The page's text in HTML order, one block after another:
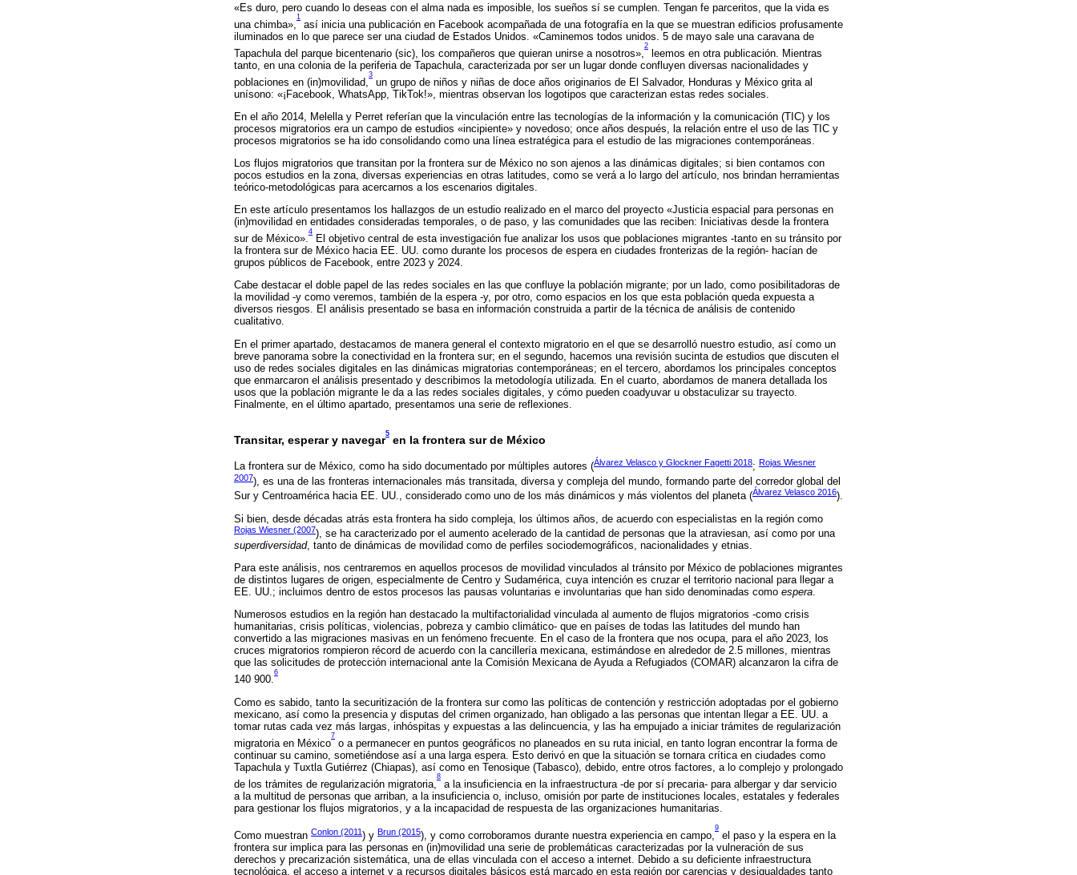
«Es duro, pero cuando lo deseas con el alma nada es imposible, los sueños sí se cumplen. Tengan fe parceritos, que la vida es
una chimba»,
1
así inicia una publicación en Facebook acompañada de una fotografía en la que se muestran edificios profusamente
iluminados en lo que parece ser una ciudad de Estados Unidos. «Caminemos todos unidos. 5 de mayo sale una caravana de
Tapachula del parque bicentenario (sic), los compañeros que quieran unirse a nosotros»,
2
leemos en otra publicación. Mientras
tanto, en una colonia de la periferia de Tapachula, caracterizada por ser un lugar donde confluyen diversas nacionalidades y
poblaciones en (in)movilidad,
3
un grupo de niños y niñas de doce años originarios de El Salvador, Honduras y México grita al
unísono: «¡Facebook, WhatsApp, TikTok!», mientras observan los logotipos que caracterizan estas redes sociales.
En el año 2014, Melella y Perret referían que la vinculación entre las tecnologías de la información y la comunicación (TIC) y los
procesos migratorios era un campo de estudios «incipiente» y novedoso; once años después, la relación entre el uso de las TIC y
procesos migratorios se ha ido consolidando como una línea estratégica para el estudio de las migraciones contemporáneas.
Los flujos migratorios que transitan por la frontera sur de México no son ajenos a las dinámicas digitales; si bien contamos con
pocos estudios en la zona, diversas experiencias en otras latitudes, como se verá a lo largo del artículo, nos brindan herramientas
teórico-metodológicas para acercarnos a los escenarios digitales.
En este artículo presentamos los hallazgos de un estudio realizado en el marco del proyecto «Justicia espacial para personas en
(in)movilidad en entidades consideradas temporales, o de paso, y las comunidades que las reciben: Iniciativas desde la frontera
sur de México».
4
El objetivo central de esta investigación fue analizar los usos que poblaciones migrantes -tanto en su tránsito por
la frontera sur de México hacia EE. UU. como durante los procesos de espera en ciudades fronterizas de la región- hacían de
grupos públicos de Facebook, entre 2023 y 2024.
Cabe destacar el doble papel de las redes sociales en las que confluye la población migrante; por un lado, como posibilitadoras de
la movilidad -y como veremos, también de la espera -y, por otro, como espacios en los que esta población queda expuesta a
diversos riesgos. El análisis presentado se basa en información construida a partir de la técnica de análisis de contenido
cualitativo.
En el primer apartado, destacamos de manera general el contexto migratorio en el que se desarrolló nuestro estudio, así como un
breve panorama sobre la conectividad en la frontera sur; en el segundo, hacemos una revisión sucinta de estudios que discuten el
uso de redes sociales digitales en las dinámicas migratorias contemporáneas; en el tercero, abordamos los principales conceptos
que enmarcaron el análisis presentado y describimos la metodología utilizada. En el cuarto, abordamos de manera detallada los
usos que la población migrante le da a las redes sociales digitales, y cómo pueden coadyuvar u obstaculizar su trayecto.
Finalmente, en el último apartado, presentamos una serie de reflexiones.
Transitar, esperar y navegar
5
en la frontera sur de México
La frontera sur de México, como ha sido documentado por múltiples autores (Álvarez Velasco y Glockner Fagetti 2018; Rojas Wiesner
2007), es una de las fronteras internacionales más transitada, diversa y compleja del mundo, formando parte del corredor global del
Sur y Centroamérica hacia EE. UU., considerado como uno de los más dinámicos y más violentos del planeta (Álvarez Velasco 2016).
Si bien, desde décadas atrás esta frontera ha sido compleja, los últimos años, de acuerdo con especialistas en la región como
Rojas Wiesner (2007), se ha caracterizado por el aumento acelerado de la cantidad de personas que la atraviesan, así como por una
superdiversidad, tanto de dinámicas de movilidad como de perfiles sociodemográficos, nacionalidades y etnias.
Para este análisis, nos centraremos en aquellos procesos de movilidad vinculados al tránsito por México de poblaciones migrantes
de distintos lugares de origen, especialmente de Centro y Sudamérica, cuya intención es cruzar el territorio nacional para llegar a
EE. UU.; incluimos dentro de estos procesos las pausas voluntarias e involuntarias que han sido denominadas como espera.
Numerosos estudios en la región han destacado la multifactorialidad vinculada al aumento de flujos migratorios -como crisis
humanitarias, crisis políticas, violencias, pobreza y cambio climático- que en países de todas las latitudes del mundo han
convertido a las migraciones masivas en un fenómeno frecuente. En el caso de la frontera que nos ocupa, para el año 2023, los
cruces migratorios rompieron récord de acuerdo con la cancillería mexicana, estimándose en alrededor de 2.5 millones, mientras
que las solicitudes de protección internacional ante la Comisión Mexicana de Ayuda a Refugiados (COMAR) alcanzaron la cifra de
140 900.
6
Como es sabido, tanto la securitización de la frontera sur como las políticas de contención y restricción adoptadas por el gobierno
mexicano, así como la presencia y disputas del crimen organizado, han obligado a las personas que intentan llegar a EE. UU. a
tomar rutas cada vez más largas, inhóspitas y expuestas a las delincuencia, y las ha empujado a iniciar trámites de regularización
migratoria en México
7
o a permanecer en puntos geográficos no planeados en su ruta inicial, en tanto logran encontrar la forma de
continuar su camino, sometiéndose así a una larga espera. Esto derivó en que la situación se tornara crítica en ciudades como
Tapachula y Tuxtla Gutiérrez (Chiapas), así como en Tenosique (Tabasco), debido, entre otros factores, a lo complejo y prolongado
de los trámites de regularización migratoria,
8
a la insuficiencia en la infraestructura -de por sí precaria- para albergar y dar servicio
a la multitud de personas que arriban, a la insuficiencia o, incluso, omisión por parte de instituciones locales, estatales y federales
para gestionar los flujos migratorios, y a la incapacidad de respuesta de las organizaciones humanitarias.
Como muestran Conlon (2011) y Brun (2015), y como corroboramos durante nuestra experiencia en campo,
9
el paso y la espera en la
frontera sur implica para las personas en (in)movilidad una serie de problemáticas caracterizadas por la vulneración de sus
derechos y precarización sistemática, una de ellas vinculada con el acceso a internet. Debido a su deficiente infraestructura
tecnológica, el acceso a internet y a recursos digitales básicos está marcado en esta región por carencias y desigualdades tanto